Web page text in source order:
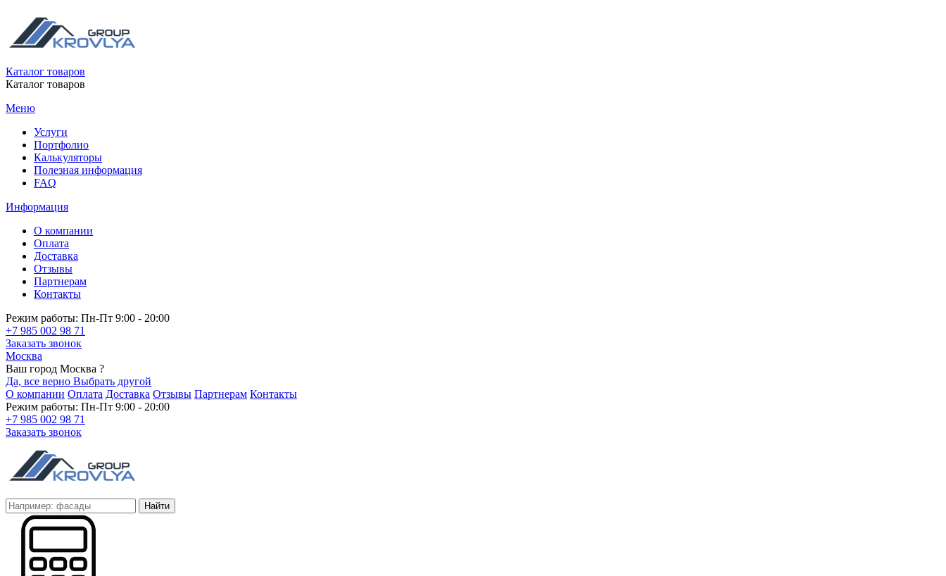
Каталог товаров
Каталог товаров
Меню
Услуги
Портфолио
Калькуляторы
Полезная информация
FAQ
Информация
О компании
Оплата
Доставка
Отзывы
Партнерам
Контакты
Режим работы: Пн-Пт 9:00 - 20:00
+7 985 002 98 71
Заказать звонок
Москва
Ваш город Москва ?
Да, все верно Выбрать другой
О компании Оплата Доставка Отзывы Партнерам Контакты
Режим работы: Пн-Пт 9:00 - 20:00
+7 985 002 98 71
Заказать звонок
Найти